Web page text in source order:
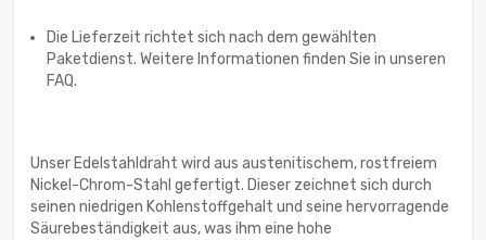
Die Lieferzeit richtet sich nach dem gewählten
Paketdienst. Weitere Informationen finden Sie in unseren
FAQ.
Unser Edelstahldraht wird aus austenitischem, rostfreiem
Nickel-Chrom-Stahl gefertigt. Dieser zeichnet sich durch
seinen niedrigen Kohlenstoffgehalt und seine hervorragende
Säurebeständigkeit aus, was ihm eine hohe